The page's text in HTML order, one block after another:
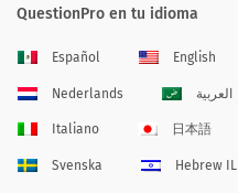
QuestionPro en tu idioma
Español English
Nederlands العربية
Italiano 日本語
Svenska Hebrew IL